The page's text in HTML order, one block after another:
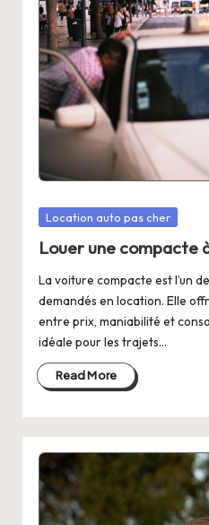
Posted
Location auto pas cher
Louer une compacte
La voiture compacte est l’un
demandés en location. Elle
entre prix, maniabilité et
idéale pour les trajets…
Read More